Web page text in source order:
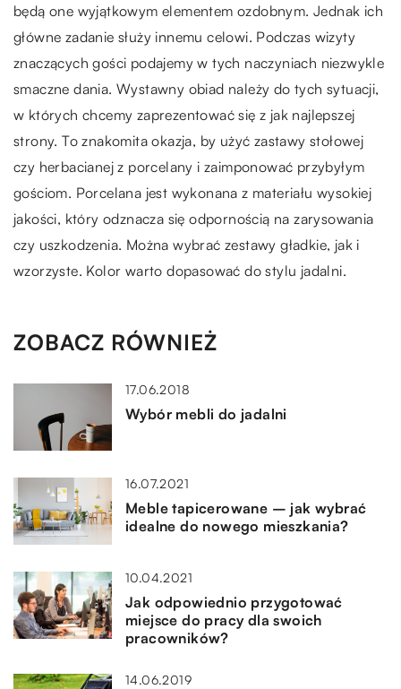
będą one wyjątkowym elementem ozdobnym. Jednak ich
główne zadanie służy innemu celowi. Podczas wizyty
znaczących gości podajemy w tych naczyniach niezwykle
smaczne dania. Wystawny obiad należy do tych sytuacji,
w których chcemy zaprezentować się z jak najlepszej
strony. To znakomita okazja, by użyć zastawy stołowej
czy herbacianej z porcelany i zaimponować przybyłym
gościom. Porcelana jest wykonana z materiału wysokiej
jakości, który odznacza się odpornością na zarysowania
czy uszkodzenia. Można wybrać zestawy gładkie, jak i
wzorzyste. Kolor warto dopasować do stylu jadalni.
ZOBACZ RÓWNIEŻ
17.06.2018
Wybór mebli do jadalni
16.07.2021
Meble tapicerowane – jak wybrać
idealne do nowego mieszkania?
10.04.2021
Jak odpowiednio przygotować
miejsce do pracy dla swoich
pracowników?
14.06.2019